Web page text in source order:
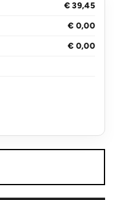
€ 39,45
€ 0,00
€ 0,00